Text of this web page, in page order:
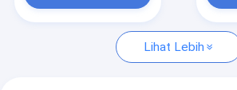
In-Line IV Filter
Lihat Lebih